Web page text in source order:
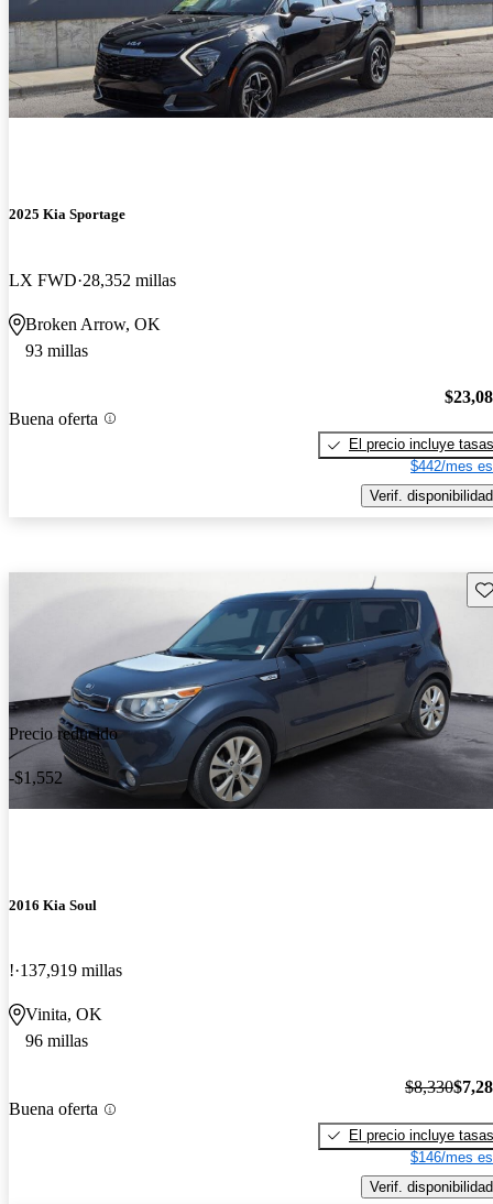
2025 Kia Sportage
LX FWD 28,352 millas
Broken Arrow, OK
93 millas
Buena oferta
El precio incluye tasas
$442/mes
Verif. disponibilidad
Precio reducido
-$1,552
2016 Kia Soul
! 137,919 millas
Vinita, OK
96 millas
Buena oferta
$8,330
El precio incluye tasas
$146/mes
Verif. disponibilidad